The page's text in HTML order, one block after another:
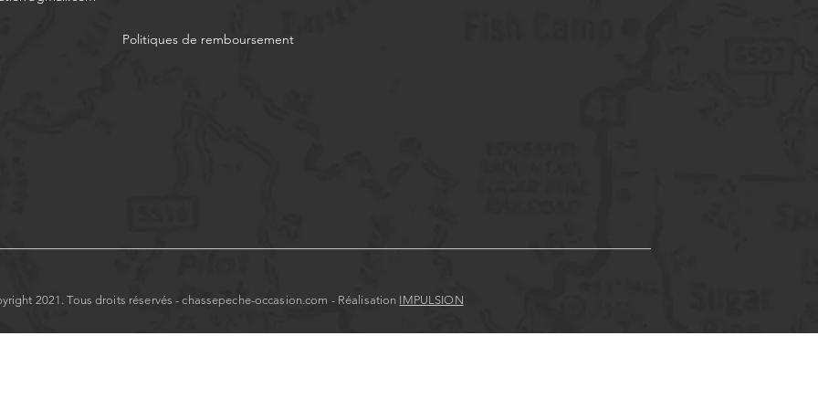
Politiques de remboursement
2021. Tous droits réservés - chassepeche-occasion.com - Réalisation IMPULSION